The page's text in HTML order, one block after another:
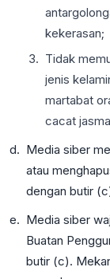
kekerasan;
Tidak
jenis
martabat
cacat
Media siber
atau
dengan butir
Media siber
Buatan
butir (c).